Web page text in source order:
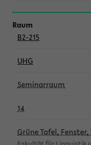
B2-215
UHG
Seminarraum
14
Grüne Tafel,